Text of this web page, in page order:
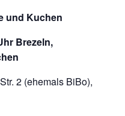
und Kuchen
Brezeln,
2 (ehemals BiBo),